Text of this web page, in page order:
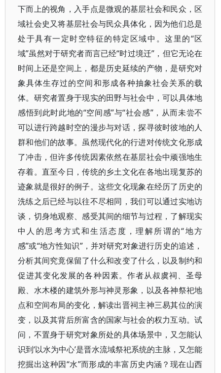
下而上的视角，入手点是微观的基层社会和民众，区
域社会史又将基层社会与民众具体化，因为他们总是
处于具有一定时空特征的特定区域中。这里的“区
域”虽然对于研究者而言已经“时过境迁”，但它无论在
时间上还是空间上，都是历史延续的产物，是研究对
象具体生存过的空间和形成各种抽象社会关系的载
体。研究者置身于现实的田野与社会中，可以具体地
感悟到此时此地的“空间感”与“社会感”，从而未尝不
可以进行跨越时空的漫步与对话，探寻彼时彼地的人
群和他们的故事。虽然现代化的行进对传统文化形成
了冲击，但许多传统因素依然在基层社会中顽强地生
存着。直至今日，传统的乡土文化在各地出现复苏的
迹象就是很好的例子。这些文化现象在经历了历史的
洗练之后已经与以往不尽相同，我们可以通过实地访
谈，切身地观察、感受其间的细节与过程，了解现实
中人的思考方式和生活态度，理解所谓的“地方
感”或“地方性知识”，并对研究对象进行历史的追述，
分析其间究竟保留了什么和改变了什么，以及制约和
促进其变化发展的各种因素。作者从叔虞祠、圣母
殿、水木楼的建筑外形与神灵形象，以及各神祭祀地
点和空间布局的变化，解读出晋祠主神三易其位的演
变，以及其背后所富含的国家与社会的权力互动。试
问，不置身于研究对象所处的具体场景中，又怎能认
识到‘以水为中心’是晋水流域祭祀系统的主脉，又怎能
挖掘出这种因“水”而形成的丰富历史内涵？现在山西